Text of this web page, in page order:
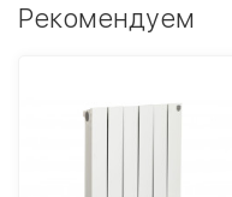
Рекомендуем